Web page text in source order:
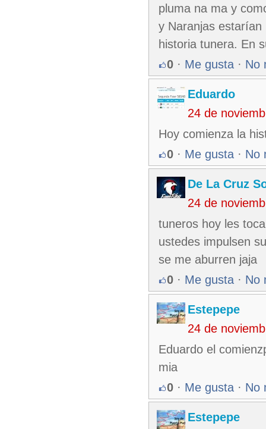
pluma na ma y
y Naranjas estarían
historia tunera. En
0 · Me gusta · No
Eduardo
24 de
Hoy comienza la
0 · Me gusta · No
De La Cruz
24 de
tuneros hoy les
ustedes impulsen
se me aburren jaja
0 · Me gusta · No
Estepepe
24 de
Eduardo el
mia
0 · Me gusta · No
Estepepe